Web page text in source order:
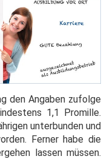
den Angaben zufolge
1,1 Promille.
unterbunden und
Ferner habe die
lassen müssen.